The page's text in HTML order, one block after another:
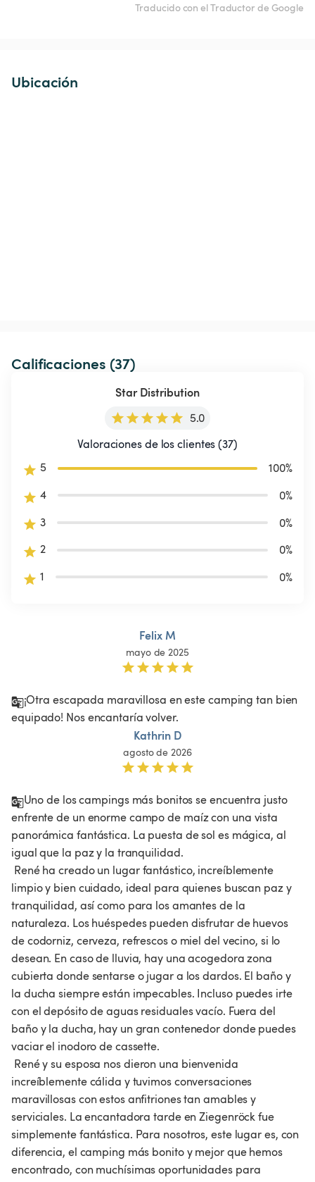
Traducido con el Traductor de Google
Ubicación
Calificaciones (37)
Star Distribution
5.0
Valoraciones de los clientes (37)
5
100%
4
0%
3
0%
2
0%
1
0%
Felix M
mayo de 2025
¡Otra escapada maravillosa en este camping tan bien
equipado! Nos encantaría volver.
Kathrin D
agosto de 2026
Uno de los campings más bonitos se encuentra justo
enfrente de un enorme campo de maíz con una vista
panorámica fantástica. La puesta de sol es mágica, al
igual que la paz y la tranquilidad.
limpio y bien cuidado, ideal para quienes buscan paz y
tranquilidad, así como para los amantes de la
naturaleza. Los huéspedes pueden disfrutar de huevos
de codorniz, cerveza, refrescos o miel del vecino, si lo
desean. En caso de lluvia, hay una acogedora zona
cubierta donde sentarse o jugar a los dardos. El baño y
la ducha siempre están impecables. Incluso puedes irte
con el depósito de aguas residuales vacío. Fuera del
baño y la ducha, hay un gran contenedor donde puedes
vaciar el inodoro de cassette.
increíblemente cálida y tuvimos conversaciones
maravillosas con estos anfitriones tan amables y
serviciales. La encantadora tarde en Ziegenröck fue
simplemente fantástica. Para nosotros, este lugar es, con
diferencia, el camping más bonito y mejor que hemos
encontrado, con muchísimas oportunidades para